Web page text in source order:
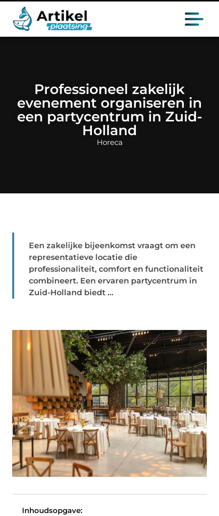
Professioneel zakelijk
evenement organiseren in
een partycentrum in Zuid-
Holland
Horeca
Een zakelijke bijeenkomst vraagt om een
representatieve locatie die
professionaliteit, comfort en functionaliteit
combineert. Een ervaren partycentrum in
Zuid-Holland biedt ...
Inhoudsopgave: